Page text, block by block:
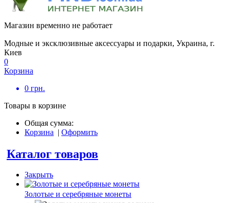
Магазин временно не работает
Модные и эксклюзивные аксессуары и подарки, Украина, г.
Киев
0
Корзина
0 грн.
Товары в корзине
Общая сумма:
Корзина | Оформить
Каталог товаров
Закрыть
Золотые и серебряные монеты